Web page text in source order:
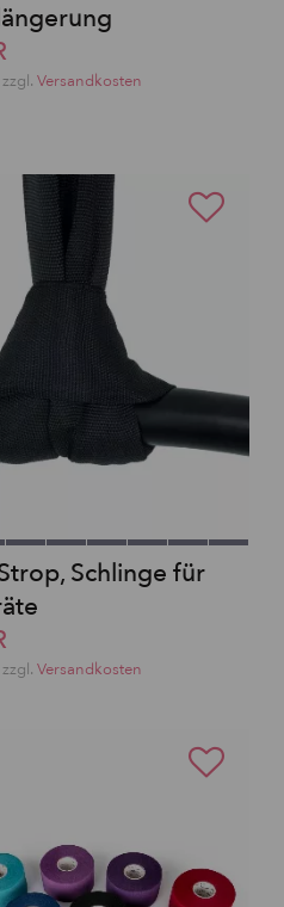
zzgl. Versandkosten
Schlinge für
zzgl. Versandkosten